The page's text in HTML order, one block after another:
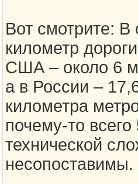
Вот смотрите: В
километр
США – около 6
а в России –
километра
почему-то
технической
несопоставимы.